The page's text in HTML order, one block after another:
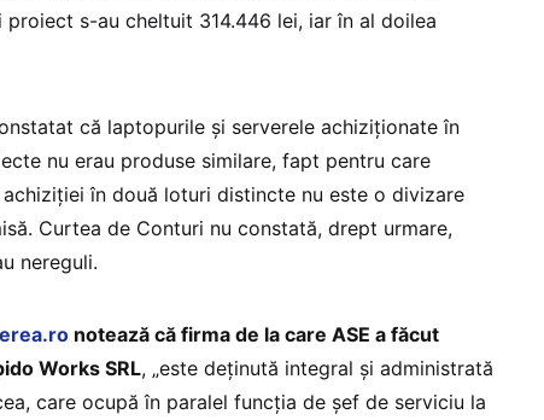
proiect s-au cheltuit 314.446 lei, iar în al doilea
că laptopurile și serverele achiziționate în
nu erau produse similare, fapt pentru care
în două loturi distincte nu este o divizare
Curtea de Conturi nu constată, drept urmare,
nereguli.
notează că firma de la care ASE a făcut
Works SRL, „este deținută integral și administrată
care ocupă în paralel funcția de șef de serviciu la